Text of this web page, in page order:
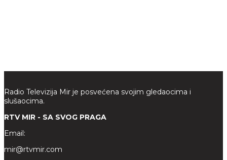
Radio Televizija Mir je posvećena svojim gledaocima i
slušaocima.
RTV MIR - SA SVOG PRAGA
Email:
mir@rtvmir.com